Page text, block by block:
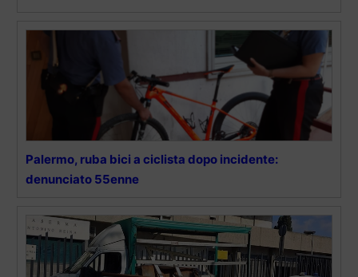
Palermo, ruba bici a ciclista dopo incidente:
denunciato 55enne